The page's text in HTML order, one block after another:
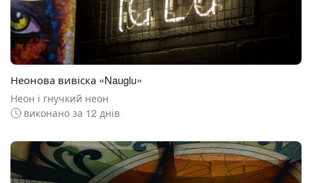
Неонова вивіска «Nauglu»
Неон і гнучкий неон
виконано за 12 днів